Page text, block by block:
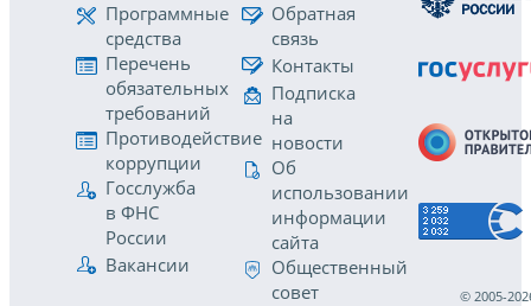
Программные
средства
Перечень
обязательных
требований
Противодействие
коррупции
Госслужба
в ФНС
России
Вакансии
Обратная
связь
Контакты
Подписка
на
новости
Об
использовании
информации
сайта
Общественный
совет
© 2005-